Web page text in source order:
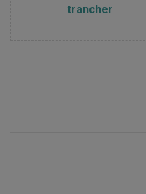
trancher